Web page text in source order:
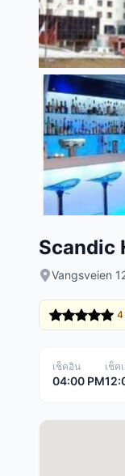
Scandic
Vangsveien
4
เช็คอิน
04:00 PM
เช็ค